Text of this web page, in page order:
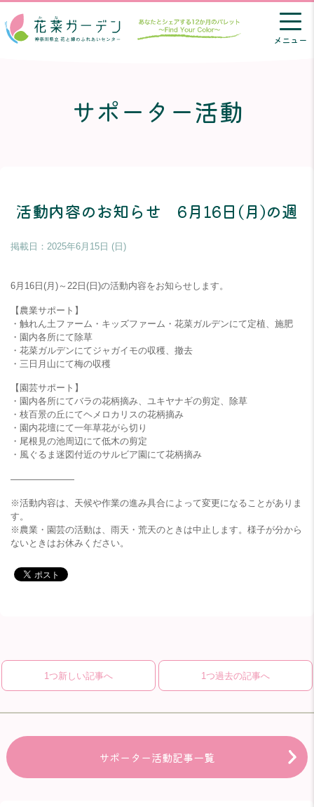
メニュー
サポーター活動
活動内容のお知らせ 6月16日(月)の週
掲載日：2025年6月15日 (日)
6月16日(月)～22日(日)の活動内容をお知らせします。
【農業サポート】
・触れん土ファーム・キッズファーム・花菜ガルデンにて定植、施肥
・園内各所にて除草
・花菜ガルデンにてジャガイモの収穫、撤去
・三日月山にて梅の収穫
【園芸サポート】
・園内各所にてバラの花柄摘み、ユキヤナギの剪定、除草
・枝百景の丘にてヘメロカリスの花柄摘み
・園内花壇にて一年草花がら切り
・尾根見の池周辺にて低木の剪定
・風ぐるま迷図付近のサルビア園にて花柄摘み
———————
※活動内容は、天候や作業の進み具合によって変更になることがありま
す。
※農業・園芸の活動は、雨天・荒天のときは中止します。様子が分から
ないときはお休みください。
1つ新しい記事へ 1つ過去の記事へ
サポーター活動記事一覧